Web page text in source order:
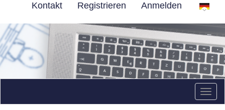
Kontakt Registrieren Anmelden